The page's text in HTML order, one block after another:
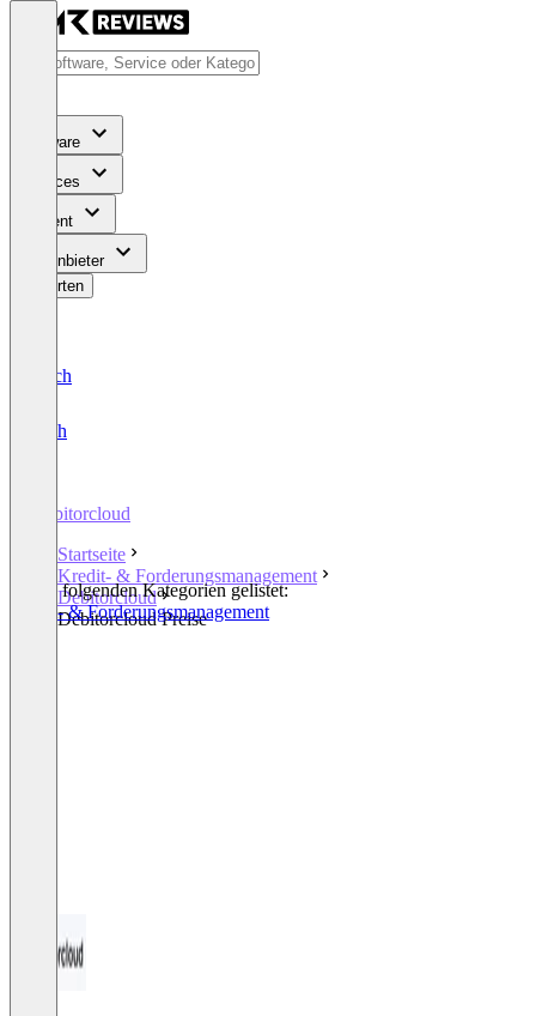
Software
Services
Content
Für Anbieter
Bewerten
Deutsch
English
Debitorcloud
Startseite
Kredit- & Forderungsmanagement
Debitorcloud
Debitorcloud Preise
In den folgenden Kategorien gelistet:
Kredit- & Forderungsmanagement